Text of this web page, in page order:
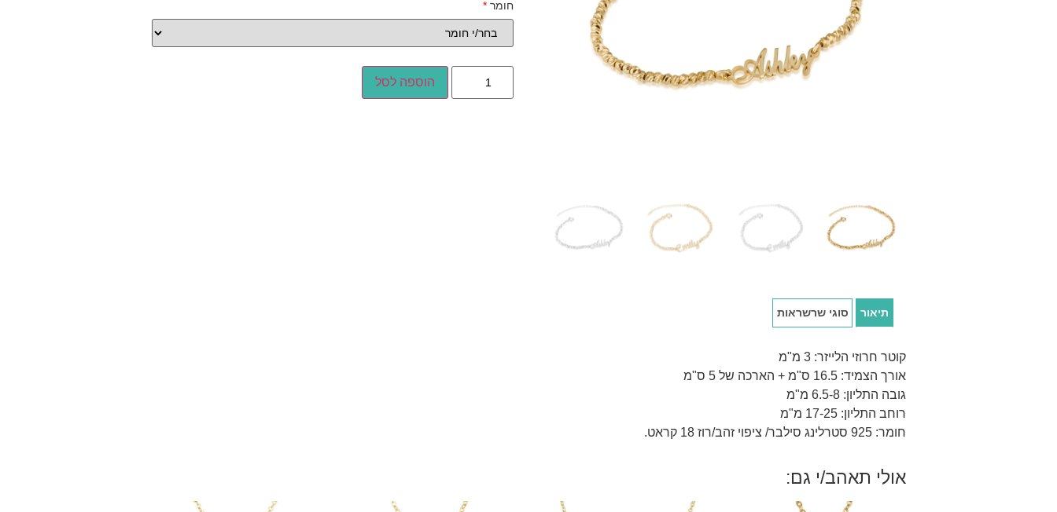
חומר*
הוספה לסל
תיאור סוגי שרשראות
קוטר חרוזי הלייזר: 3 מ"מ
אורך הצמיד: 16.5 ס"מ + הארכה של 5 ס"מ
גובה התליון: 6.5-8 מ"מ
רוחב התליון: 17-25 מ"מ
חומר: 925 סטרלינג סילבר/ ציפוי זהב/רוז 18 קראט.
אולי תאהב/י גם: